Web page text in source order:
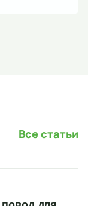
Все статьи